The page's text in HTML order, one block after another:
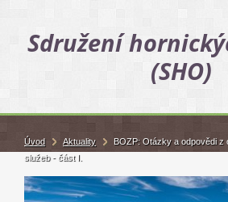
Sdružení
(SHO)
Úvod Aktuality
BOZP: Otázky a odpovědi
služeb - část I.